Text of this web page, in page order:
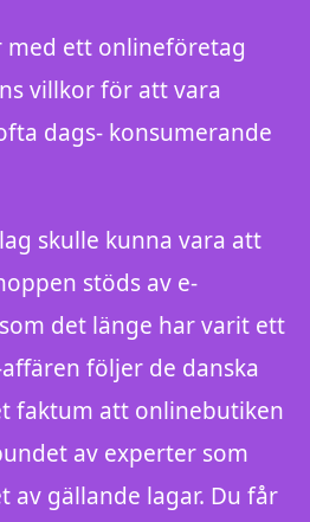
ett onlineföretag
villkor för att vara
dags- konsumerande
skulle kunna vara att
stöds av e-
det länge har varit ett
följer de danska
faktum att onlinebutiken
av experter som
av gällande lagar. Du får